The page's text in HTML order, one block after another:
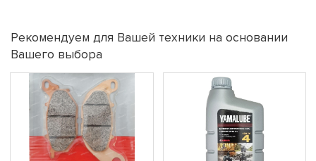
Рекомендуем для Вашей техники на основании
Вашего выбора